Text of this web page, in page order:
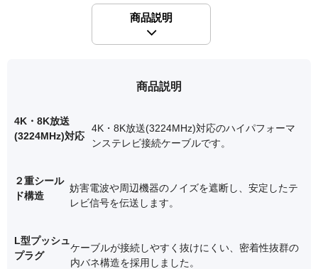
商品説明
商品説明
4K・8K放送
(3224MHz)対応
4K・8K放送(3224MHz)対応のハイパフォーマ
ンステレビ接続ケーブルです。
２重シール
ド構造
妨害電波や周辺機器のノイズを遮断し、安定したテ
レビ信号を伝送します。
L型プッシュ
プラグ
ケーブルが接続しやすく抜けにくい、密着性抜群の
内バネ構造を採用しました。